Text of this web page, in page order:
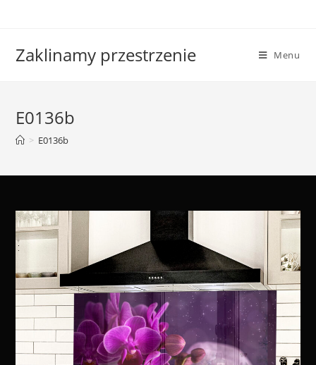
Zaklinamy przestrzenie Menu
E0136b
> E0136b